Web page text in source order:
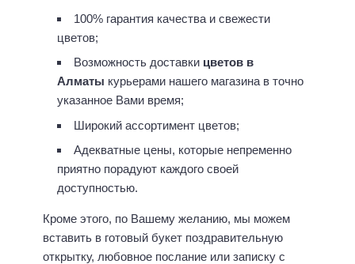
100% гарантия качества и свежести
цветов;
Возможность доставки цветов в
Алматы курьерами нашего магазина в точно
указанное Вами время;
Широкий ассортимент цветов;
Адекватные цены, которые непременно
приятно порадуют каждого своей
доступностью.
Кроме этого, по Вашему желанию, мы можем
вставить в готовый букет поздравительную
открытку, любовное послание или записку с